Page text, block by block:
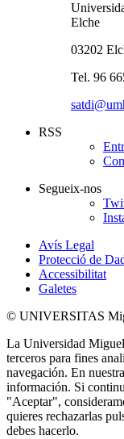
Elche
03202
Tel. 96
RSS
Segueix-nos
Avís Legal
Protecció de
Accessibilitat
Galetes
© UNIVERSITAS
La Universidad
terceros para fines
navegación. En nuestra
información. Si
"Aceptar",
quieres rechazarlas
debes hacerlo.